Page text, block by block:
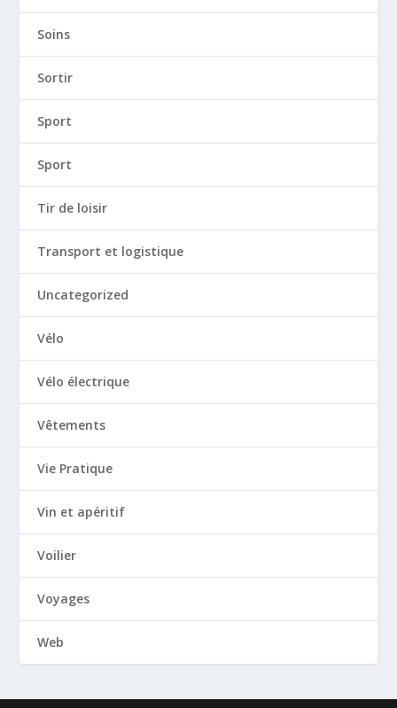
Soins
Sortir
Sport
Sport
Tir de loisir
Transport et logistique
Uncategorized
Vélo
Vélo électrique
Vêtements
Vie Pratique
Vin et apéritif
Voilier
Voyages
Web